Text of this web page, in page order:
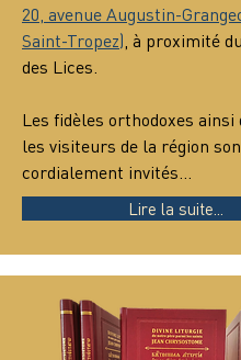
20, avenue Augustin-
Saint-Tropez), à proximité
des Lices.
Les fidèles orthodoxes ainsi
les visiteurs de la région
cordialement invités…
Lire la suite...